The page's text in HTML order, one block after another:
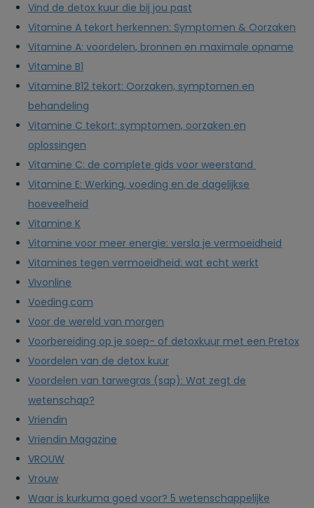
Vind de detox kuur die bij jou past
Vitamine A tekort herkennen: Symptomen & Oorzaken
Vitamine A: voordelen, bronnen en maximale opname
Vitamine B1
Vitamine B12 tekort: Oorzaken, symptomen en
behandeling
Vitamine C tekort: symptomen, oorzaken en
oplossingen
Vitamine C: de complete gids voor weerstand
Vitamine E: Werking, voeding en de dagelijkse
hoeveelheid
Vitamine K
Vitamine voor meer energie: versla je vermoeidheid
Vitamines tegen vermoeidheid: wat echt werkt
Vivonline
Voeding.com
Voor de wereld van morgen
Voorbereiding op je soep- of detoxkuur met een Pretox
Voordelen van de detox kuur
Voordelen van tarwegras (sap): Wat zegt de
wetenschap?
Vriendin
Vriendin Magazine
VROUW
Vrouw
Waar is kurkuma goed voor? 5 wetenschappelijke